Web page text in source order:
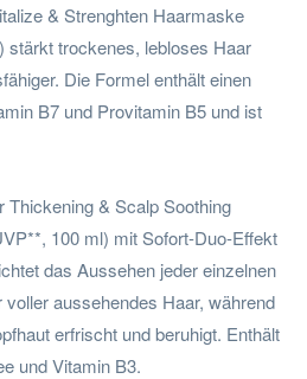
& Strenghten Haarmaske
stärkt trockenes, lebloses Haar
Die Formel enthält einen
B7 und Provitamin B5 und ist
& Scalp Soothing
100 ml) mit Sofort-Duo-Effekt
das Aussehen jeder einzelnen
aussehendes Haar, während
erfrischt und beruhigt. Enthält
und Vitamin B3.